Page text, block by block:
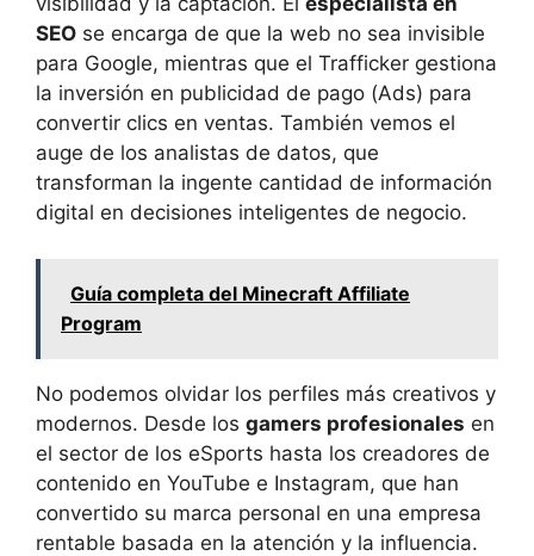
SEO se encarga de que la web no sea invisible
para Google, mientras que el Trafficker gestiona
la inversión en publicidad de pago (Ads) para
convertir clics en ventas. También vemos el
auge de los analistas de datos, que
transforman la ingente cantidad de información
digital en decisiones inteligentes de negocio.
Guía completa del Minecraft Affiliate
Program
No podemos olvidar los perfiles más creativos y
modernos. Desde los gamers profesionales en
el sector de los eSports hasta los creadores de
contenido en YouTube e Instagram, que han
convertido su marca personal en una empresa
rentable basada en la atención y la influencia.